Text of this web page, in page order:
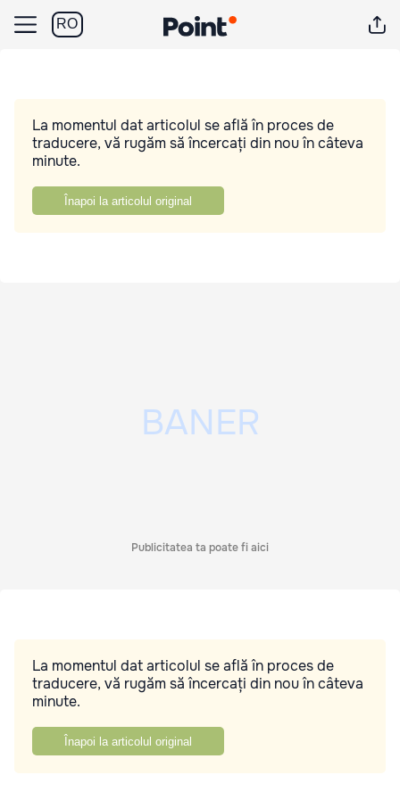
RO
La momentul dat articolul se află în proces de
traducere, vă rugăm să încercați din nou în câteva
minute.
Înapoi la articolul original
Publicitatea ta poate fi aici
La momentul dat articolul se află în proces de
traducere, vă rugăm să încercați din nou în câteva
minute.
Înapoi la articolul original